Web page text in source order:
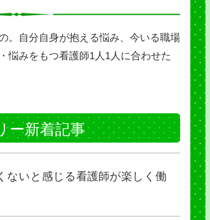
。自分自身が抱える悩み、今いる職場
悩みをもつ看護師1人1人に合わせた
ー新着記事
ないと感じる看護師が楽しく働